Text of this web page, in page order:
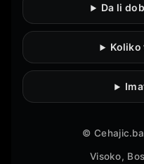
Da li
Koliko
©
Visoko,